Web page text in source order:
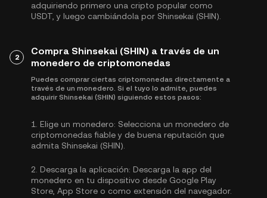
adquiriendo primero una cripto popular como
USDT , y luego cambiándola por Shinsekai (SHIN).
2
Compra Shinsekai (SHIN) a través de un
monedero de criptomonedas
Puedes comprar ciertas criptomonedas directamente a
través de un monedero. Si el tuyo lo admite, puedes
adquirir Shinsekai (SHIN) siguiendo estos pasos:
1. Elige un monedero: Selecciona un monedero de
criptomonedas fiable y de buena reputación que
admita Shinsekai (SHIN).
2. Descarga la aplicación: Descarga la app del
monedero en tu dispositivo desde Google Play
Store, App Store o como extensión del navegador.